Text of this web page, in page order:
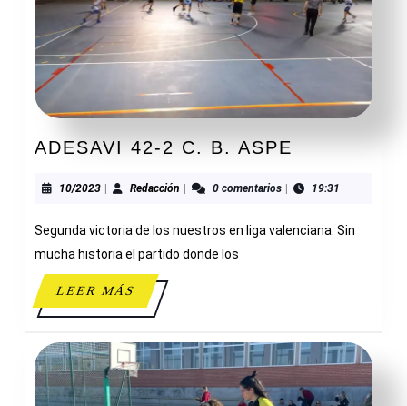
ADESAVI 42-2 C. B. ASPE
2
B.
10/202310/2023
| Redacción Redacción
| 0 comentarios | 19:31
Segunda victoria de los nuestros en liga valenciana. Sin
mucha historia el partido donde los
LEER MÁSLEER
MÁS